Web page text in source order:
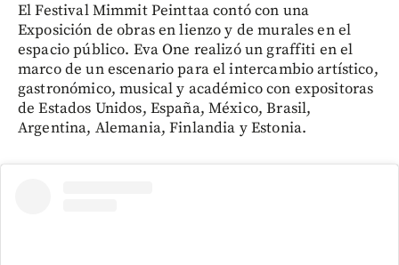
El Festival Mimmit Peinttaa contó con una
Exposición de obras en lienzo y de murales en el
espacio público. Eva One realizó un graffiti en el
marco de un escenario para el intercambio artístico,
gastronómico, musical y académico con expositoras
de Estados Unidos, España, México, Brasil,
Argentina, Alemania, Finlandia y Estonia.